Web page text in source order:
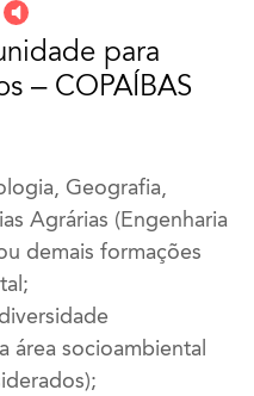
para
– COPAÍBAS
Geografia,
Agrárias (Engenharia
demais formações
área socioambiental